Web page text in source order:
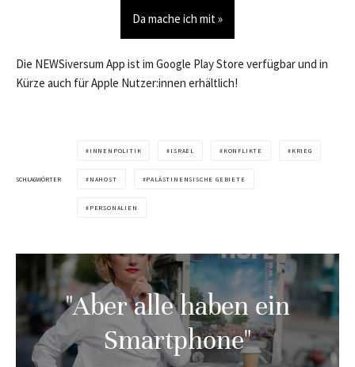
Da mache ich mit »
Die NEWSiversum App ist im Google Play Store verfügbar und in
Kürze auch für Apple Nutzer:innen erhältlich!
SCHLAGWÖRTER
INNENPOLITIK ISRAEL KONFLIKTE KRIEG
NAHOST PALÄSTINENSISCHE GEBIETE
PERSONALIEN
"Aber alle haben ein
Smartphone"